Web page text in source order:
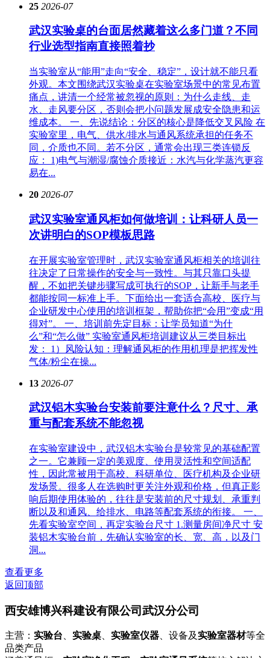
25 2026-07
武汉实验桌的台面居然藏着这么多门道？不同
行业选型指南直接照着抄
当实验室从“能用”走向“安全、稳定”，设计就不能只看
外观。本文围绕武汉实验桌在实验室场景中的常见布置
痛点，讲清一个经常被忽视的原则：为什么走线、走
水、走风要分区，否则会把小问题发展成安全隐患和运
维成本。 一、先说结论：分区的核心是降低交叉风险 在
实验室里，电气、供水/排水与通风系统承担的任务不
同，介质也不同。若不分区，通常会出现三类连锁反
应： 1)电气与潮湿/腐蚀介质接近：水汽与化学蒸汽更容
易在...
20 2026-07
武汉实验室通风柜如何做培训：让科研人员一
次讲明白的SOP模板思路
在开展实验室管理时，武汉实验室通风柜相关的培训往
往决定了日常操作的安全与一致性。与其只靠口头提
醒，不如把关键步骤写成可执行的SOP，让新手与老手
都能按同一标准上手。下面给出一套适合高校、医疗与
企业研发中心使用的培训框架，帮助你把“会用”变成“用
得对”。 一、培训前先定目标：让学员知道“为什
么”和“怎么做” 实验室通风柜培训建议从三类目标出
发： 1）风险认知：理解通风柜的作用机理是把挥发性
气体/粉尘在操...
13 2026-07
武汉铝木实验台安装前要注意什么？尺寸、承
重与配套系统不能忽视
在实验室建设中，武汉铝木实验台是较常见的基础配置
之一。它兼顾一定的美观度、使用灵活性和空间适配
性，因此常被用于高校、科研单位、医疗机构及企业研
发场景。很多人在选购时更关注外观和价格，但真正影
响后期使用体验的，往往是安装前的尺寸规划、承重判
断以及和通风、给排水、电路等配套系统的衔接。 一、
先看实验室空间，再定实验台尺寸 1.测量房间净尺寸 安
装铝木实验台前，先确认实验室的长、宽、高，以及门
洞...
查看更多
返回顶部
西安雄博兴科建设有限公司武汉分公司
主营： 实验台 实验桌 实验室仪器 、设备及实验室器材等全
品类产品